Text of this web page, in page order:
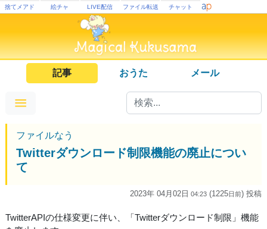
捨てメアド 絵チャ LIVE配信 ファイル転送 チャット
記事 おうた メール
ファイルなう
Twitterダウンロード制限機能の廃止につい
て
2023年 04月02日 04:23 (1225日前) 投稿
TwitterAPIの仕様変更に伴い、「Twitterダウンロード制限」機能